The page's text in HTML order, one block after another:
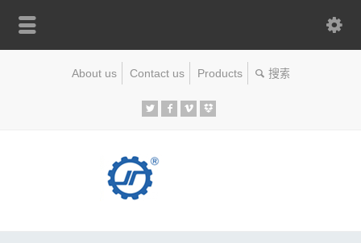
About us Contact us Products